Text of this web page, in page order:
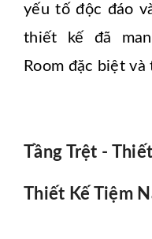
yếu tố độc đáo
thiết kế đã
Room đặc biệt và
Tầng Trệt -
Thiết Kế Tiệm